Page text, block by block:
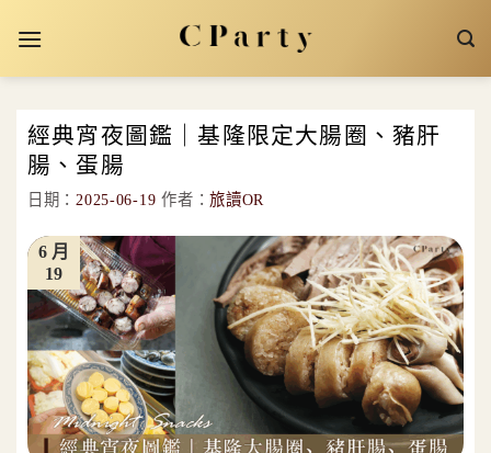
經典宵夜圖鑑｜基隆限定大腸圈、豬肝
腸、蛋腸
日期：2025-06-19 作者：旅讀OR
19
6 月